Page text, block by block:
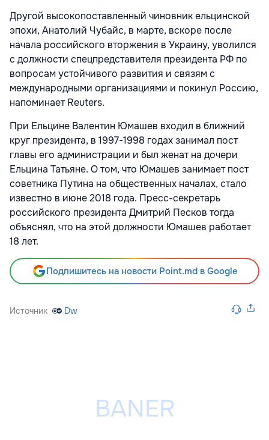
Другой высокопоставленный чиновник ельцинской
эпохи, Анатолий Чубайс, в марте, вскоре после
начала российского вторжения в Украину, уволился
с должности спецпредставителя президента РФ по
вопросам устойчивого развития и связям с
международными организациями и покинул Россию,
напоминает Reuters.
При Ельцине Валентин Юмашев входил в ближний
круг президента, в 1997-1998 годах занимал пост
главы его администрации и был женат на дочери
Ельцина Татьяне. О том, что Юмашев занимает пост
советника Путина на общественных началах, стало
известно в июне 2018 года. Пресс-секретарь
российского президента Дмитрий Песков тогда
объяснял, что на этой должности Юмашев работает
18 лет.
Подпишитесь на новости Point.md в Google
Источник Dw